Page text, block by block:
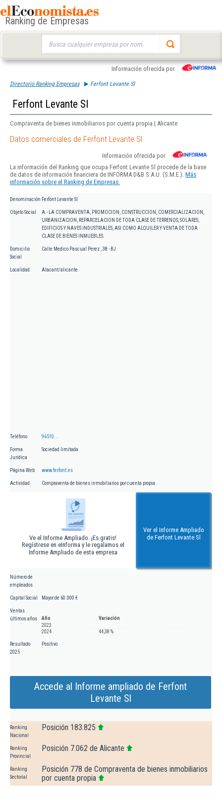
Ranking de Empresas
Información ofrecida por
Directorio Ranking Empresas Ferfont Levante Sl
Ferfont Levante Sl
Compraventa de bienes inmobiliarios por cuenta propia | Alicante
Datos comerciales de Ferfont Levante Sl
Información ofrecida por
La información del Ranking que ocupa Ferfont Levante Sl procede de la base
de datos de información financiera de INFORMA D&B S.A.U. (S.M.E.). Más
información sobre el Ranking de Empresas.
Denominación Ferfont Levante Sl
Objeto Social
A.- LA COMPRAVENTA, PROMOCION, CONSTRUCCION, COMERCIALIZACION,
URBANIZACION, REPARCELACION DE TODA CLASE DE TERRENOS; SOLARES,
EDIFICIOS Y NAVES INDUSTRIALES, ASI COMO ALQUILER Y VENTA DE TODA
CLASE DE BIENES INMUEBLES.
Domicilio
Social
Calle Medico Pascual Perez , 38 - BJ
Localidad Alacant/alicante
Teléfono 96510...
Forma
Jurídica
Sociedad limitada
Página Web www.ferfont.es
Actividad Compraventa de bienes inmobiliarios por cuenta propia
Ve el Informe Ampliado. ¡Es gratis!
Regístrese en eInforma y le regalamos el
Informe Ampliado de esta empresa
Ver el Informe Ampliado
de Ferfont Levante Sl
Número de
empleados
Capital Social Mayor de 60.000 €
Ventas
últimos años
Año
Variación
2023
2024
44,38 %
Resultado
2025
Positivo
Accede al Informe ampliado de Ferfont
Levante Sl
Ranking
Nacional
Posición 183.825
Ranking
Provincial
Posición 7.062 de Alicante
Ranking
Sectorial
Posición 778 de Compraventa de bienes inmobiliarios
por cuenta propia